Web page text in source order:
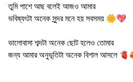
তুমি পাশে আছ বলেই আজও আমার
ভবিষ্যৎটা অনেক সুন্দর মনে হয় সবসময় 🌼💖
ভালোবাসা শব্দটা অনেক ছোট হলেও তোমার
জন্য আমার অনুভূতিটা অনেক বিশাল আসলে